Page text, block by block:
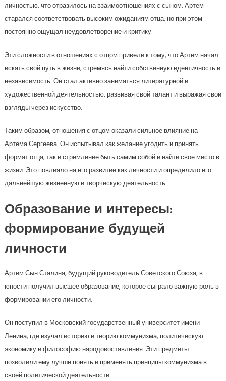
личностью, что отразилось на взаимоотношениях с сыном. Артем
старался соответствовать высоким ожиданиям отца, но при этом
постоянно ощущал неудовлетворение и критику.
Эти сложности в отношениях с отцом привели к тому, что Артем начал
искать свой путь в жизни, стремясь найти собственную идентичность и
независимость. Он стал активно заниматься литературной и
художественной деятельностью, развивая свой талант и выражая свои
взгляды через искусство.
Таким образом, отношения с отцом оказали сильное влияние на
Артема Сергеева. Он испытывал как желание угодить и принять
формат отца, так и стремление быть самим собой и найти свое место в
жизни. Это повлияло на его развитие как личности и определило его
дальнейшую жизненную и творческую деятельность.
Образование и интересы:
формирование будущей
личности
Артем Сын Сталина, будущий руководитель Советского Союза, в
юности получил высшее образование, которое сыграло важную роль в
формировании его личности.
Он поступил в Московский государственный университет имени
Ленина, где изучал историю и теорию коммунизма, политическую
экономику и философию народовоставления. Эти предметы
позволили ему лучше понять и применять принципы коммунизма в
своей политической деятельности.